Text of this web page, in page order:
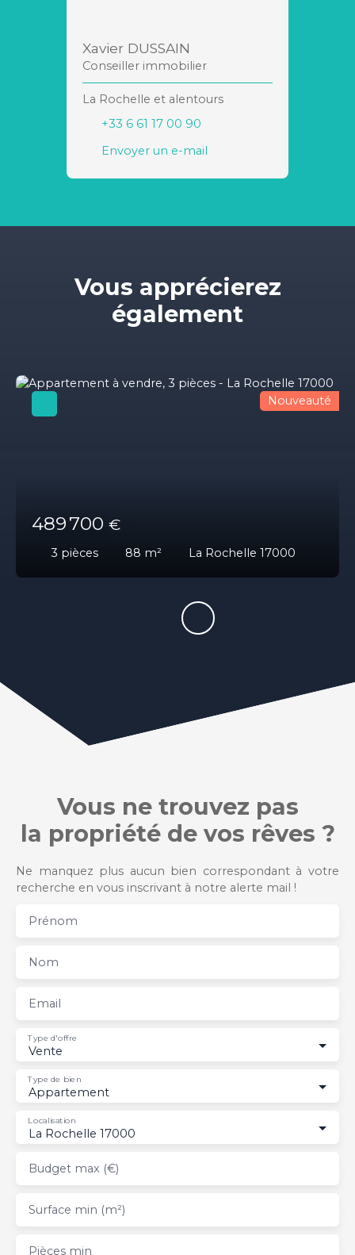
Xavier DUSSAIN
Conseiller immobilier
La Rochelle et alentours
+33 6 61 17 00 90
Envoyer un e-mail
Vous apprécierez
également
489 700 €
3 pièces 88 m² La Rochelle 17000
Nouveauté
Vous ne trouvez pas
la propriété de vos rêves ?
Ne manquez plus aucun bien correspondant à votre
recherche en vous inscrivant à notre alerte mail !
Prénom
Nom
Email
Vente
Type d'offre
Appartement
Type de bien
La Rochelle 17000
Localisation
Budget max (€)
Surface min (m²)
Pièces min